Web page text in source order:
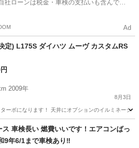
社ローンは税金・車検の支払いも含んでい
Ad
定) L175S ダイハツ ムーヴ カスタムRS
2009年
8月3日
ーボになります！ 天井にオプションのイルミネーシ
ムーヴ センター
アコンばっ
9年6/1まで車検あり‼️